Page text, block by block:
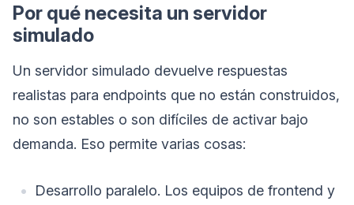
Por qué necesita un servidor
simulado
Un servidor simulado devuelve respuestas
realistas para endpoints que no están construidos,
no son estables o son difíciles de activar bajo
demanda. Eso permite varias cosas:
Desarrollo paralelo. Los equipos de frontend y